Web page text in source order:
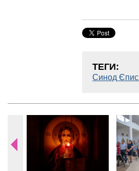
ТЕГИ:
Синод